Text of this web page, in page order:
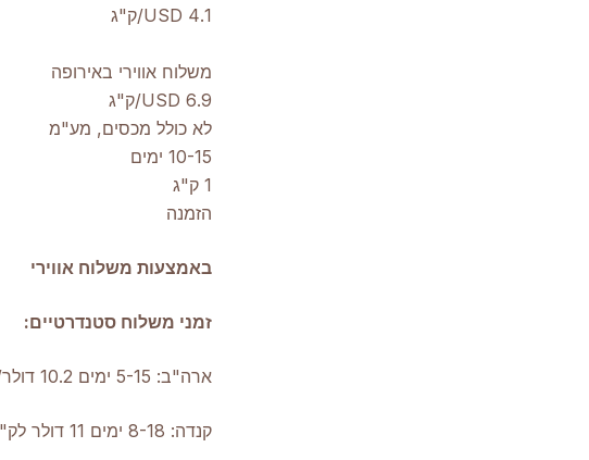
4.1 USD/ק"ג
משלוח אווירי באירופה
6.9 USD/ק"ג
לא כולל מכסים, מע"מ
10-15 ימים
1 ק"ג
הזמנה
באמצעות משלוח אווירי
זמני משלוח סטנדרטיים:
ארה"ב: 5-15 ימים 10.2 דולר/ק"ג
קנדה: 8-18 ימים 11 דולר לק"ג